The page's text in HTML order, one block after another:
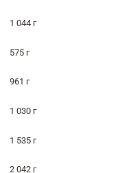
1 044 г
575 г
961 г
1 030 г
1 535 г
2 042 г